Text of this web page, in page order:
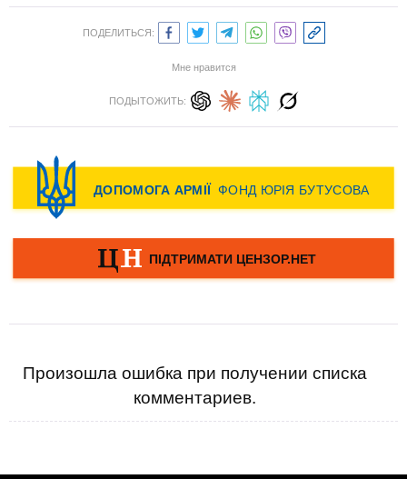
ПОДЕЛИТЬСЯ:
Мне нравится
ПОДЫТОЖИТЬ:
Произошла ошибка при получении списка
комментариев.